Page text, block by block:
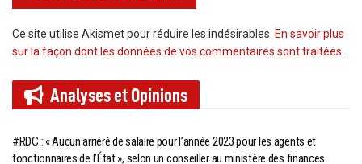
Ce site utilise Akismet pour réduire les indésirables. En savoir plus
sur la façon dont les données de vos commentaires sont traitées.
Analyses etOpinions
#RDC : « Aucun arriéré de salaire pour l’année 2023 pour les agents et
fonctionnaires de l’État », selon un conseiller au ministère des finances.